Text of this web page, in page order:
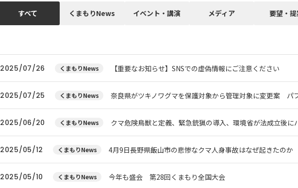
すべて くまもりNews イベント・講演 メディア 要望・
2025/07/26 くまもりNews 【重要なお知らせ】SNSでの虚偽情報にご注意ください
2025/07/25 くまもりNews 奈良県がツキノワグマを保護対象から管理対象に変更案 パ
2025/06/20 くまもりNews クマ危険鳥獣と定義、緊急銃猟の導入、環境省が法成立後に
2025/05/12 くまもりNews 4月9日長野県飯山市の悲惨なクマ人身事故はなぜ起きたのか
2025/05/10 くまもりNews 今年も盛会 第28回くまもり全国大会